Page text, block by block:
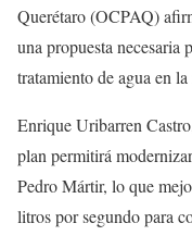
Querétaro (OCPAQ)
una propuesta necesaria
tratamiento de agua en
Enrique Uribarren
plan permitirá
Pedro Mártir, lo que
litros por segundo para